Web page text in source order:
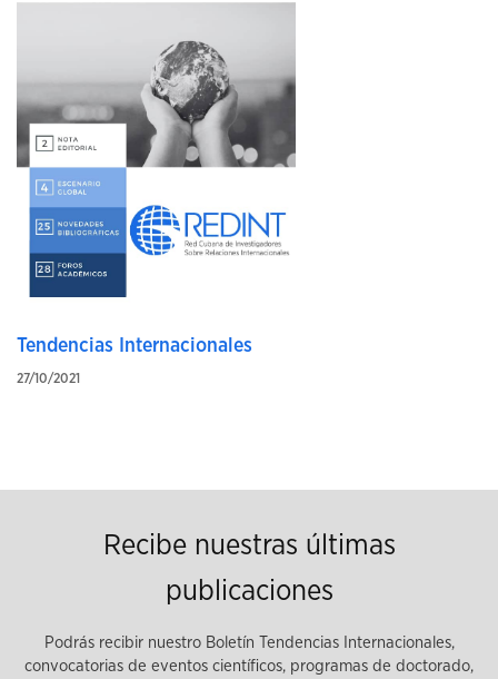
Tendencias Internacionales
27/10/2021
Recibe nuestras últimas
publicaciones
Podrás recibir nuestro Boletín Tendencias Internacionales,
convocatorias de eventos científicos, programas de doctorado,